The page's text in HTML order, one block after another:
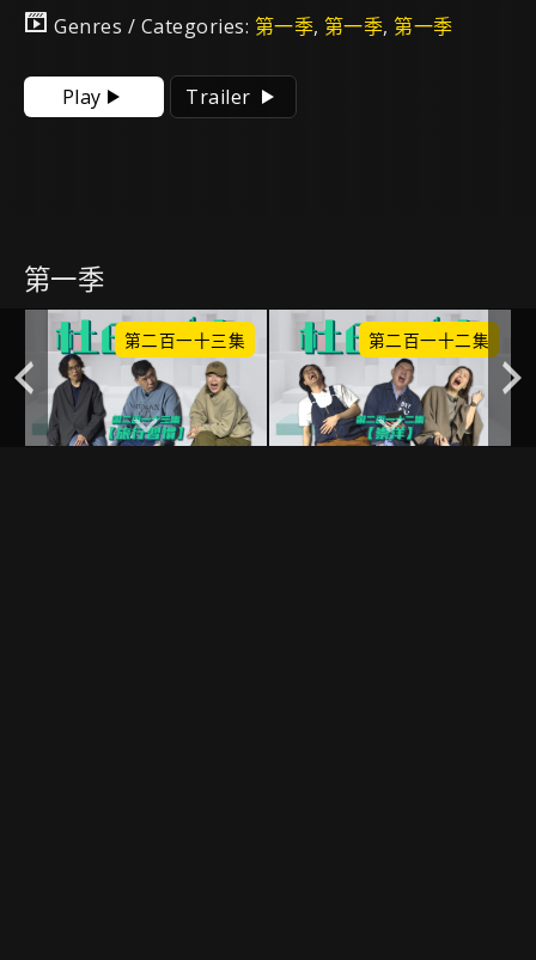
Genres / Categories: 第一季, 第一季, 第一季
Play Trailer
第一季
第二百一十三集 第二百一十二集